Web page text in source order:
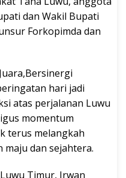
dan Wakil Bupati
Forkopimda dan
hari jadi
atas perjalanan Luwu
momentum
terus melangkah
maju dan sejahtera.
Timur, Irwan